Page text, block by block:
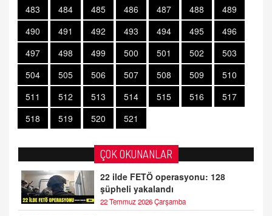
483 484 485 486 487 488
489
490
491 492 493 494 495
496
497
498 499 500 501 502
503
504
505 506 507 508 509
510
511
512 513 514 515 516
517
518
519 520 521
ÇOK OKUNANLAR
22 ilde FETÖ operasyonu: 128
şüpheli yakalandı
22 Temmuz 2026 Çarşamba